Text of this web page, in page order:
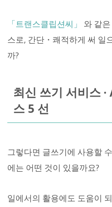
「트랜스클립션씨」
와 같
스로, 간단・쾌적하게 써 일
까?
최신 쓰기 서비스
스 5 선
그렇다면 글쓰기에 사용할
에는 어떤 것이 있을까요?
일에서의 활용에도 도움이